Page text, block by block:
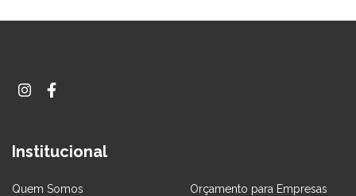
Institucional
Quem Somos Orçamento para Empresas